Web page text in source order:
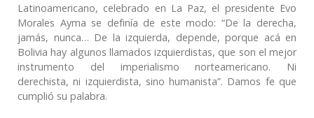
Latinoamericano, celebrado en La Paz, el presidente Evo
Morales Ayma se definía de este modo: “De la derecha,
jamás, nunca… De la izquierda, depende, porque acá en
Bolivia hay algunos llamados izquierdistas, que son el mejor
instrumento del imperialismo norteamericano. Ni
derechista, ni izquierdista, sino humanista”. Damos fe que
cumplió su palabra.